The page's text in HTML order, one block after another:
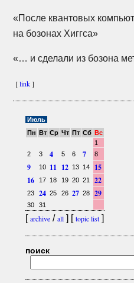
«После квантовых
на бозонах Хиггса»
«… и сделали из бозона
[link]
Июль
Пн Вт Ср Чт Пт Сб Вс
1
2
3 4 5 6 7 8
9 10 11 12 13 14
15
16
17 18 19 20 21 22
23 24 25 26 27 28 29
30 31
[archive/all] [topic list]
поиск